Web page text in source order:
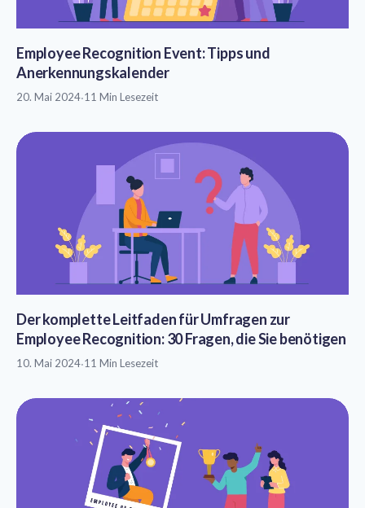
Employee Recognition Event: Tipps und
Anerkennungskalender
20. Mai 2024·11 Min Lesezeit
Der komplette Leitfaden für Umfragen zur
Employee Recognition: 30 Fragen, die Sie benötigen
10. Mai 2024·11 Min Lesezeit